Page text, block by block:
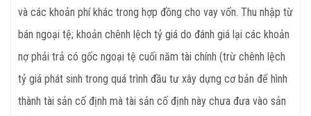
và các khoản phí khác trong hợp đồng cho vay vốn. Thu nhập từ
bán ngoại tệ; khoản chênh lệch tỷ giá do đánh giá lại các khoản
nợ phải trả có gốc ngoại tệ cuối năm tài chính (trừ chênh lệch
tỷ giá phát sinh trong quá trình đầu tư xây dựng cơ bản để hình
thành tài sản cố định mà tài sản cố định này chưa đưa vào sản